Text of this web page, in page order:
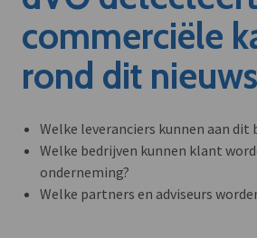
commerciële
rond dit nieuws
Welke leveranciers kunnen aan dit
Welke bedrijven kunnen klant
onderneming?
Welke partners en adviseurs